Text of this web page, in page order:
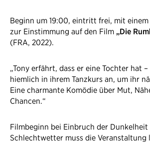
Beginn um 19:00, eintritt frei, mit
zur Einstimmung auf den Film „Die
(FRA, 2022).
„Tony erfährt, dass er eine Tochter hat
hiemlich in ihrem Tanzkurs an, um ihr
Eine charmante Komödie über Mut,
Chancen.“
Filmbeginn bei Einbruch der Dunkelheit
Schlechtwetter muss die Veranstaltung